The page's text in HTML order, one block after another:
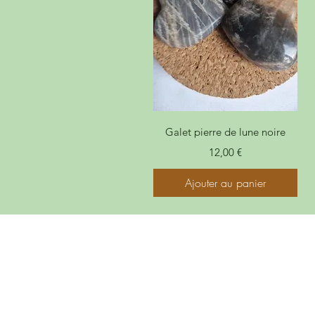
Galet pierre de lune noire
Prix
12,00 €
Ajouter au panier